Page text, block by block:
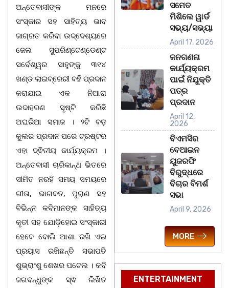
ଅନ୍ତେବାସୀଙ୍କ ମନରେ
ସଂସ୍କାର ସହ ସାହିତ୍ୟ ଭାବ
ଜାଗ୍ରତ କରିବା ଉଦ୍ଦେଶ୍ୟରେ
ଜେଲ ସୁପରିଣ୍ଟେଣ୍ଡେଣ୍ଟ
ସର୍ବେଶ୍ୱର ସାହୁଙ୍କୁ ୩୧୪
ଖଣ୍ଡ ଲାଇବ୍ରେରୀ ବହି ପ୍ରଦାନ
କରାଯାଇ ଏକ ନିଆରା
ଉଦାହରଣ ସୃଷ୍ଟି କରିଛି
ଅଘରିଆ ସମାଜ । ୨ଟି ବଡ଼
କୁଲର ପ୍ରଦାନ ପରେ ଟ୍ରଷ୍ଟର
ଏହା ଦ୍ଵିତୀୟ କାର୍ଯ୍ୟକ୍ରମ ।
ଅନ୍ତେବାସୀ ଚାରିକାନ୍ଥ ଭିତରେ
ସୀମିତ ନରହି ସମୟ ସମୟରେ
ଗୀତା, ଭାଗବତ, ପୁରାଣ ସହ
ବିଭିନ୍ନ କବିମାନଙ୍କ ସାହିତ୍ୟ
କୃତୀ ସହ ଯୋଡ଼ିହୋଇ ସଂସ୍କାରୀ
ହେବେ ବୋଲି ଆଶା ରଖି ଏଇ
ପ୍ରୟାସ ରଖିଛନ୍ତି ସଭାପତି
ଶୁଭ୍ରାଂଶୁ ଶେଖର ପଟେଲ । କବି
ଜଗବନ୍ଧୁଙ୍କ ସ୍ଵ ଲିଖିତ
ସମେତ
ମିଶିଲେ ୱାର୍ଡ
ସଭ୍ୟ/ସଭ୍ୟା
April 17, 2026
ଜନଗଣନା
କାର୍ଯ୍ୟକ୍ରମ
ପାଇଁ ନିଯୁକ୍ତି
ପତ୍ର
ପ୍ରଦାନ
April 12,
2026
ବିଏମସିର
ବେଆଇନ
ୟୁଜରଫି
ବିରୁଦ୍ଧରେ
ବିଚାର ବିମର୍ଶ
ସଭା
April 9, 2026
MORE
ENTERTAINMENT